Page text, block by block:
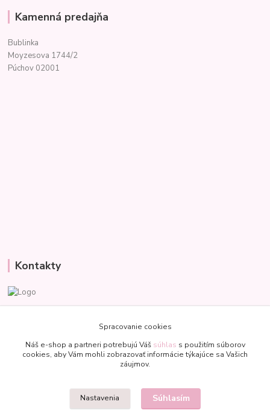
Kamenná predajňa
Bublinka
Moyzesova 1744/2
Púchov 02001
Kontakty
+421 907 977 470
bublinkapu@gmail.com
Spracovanie cookies
Náš e-shop a partneri potrebujú Váš súhlas s použitím súborov
cookies, aby Vám mohli zobrazovať informácie týkajúce sa Vašich
záujmov.
Nastavenia Súhlasím